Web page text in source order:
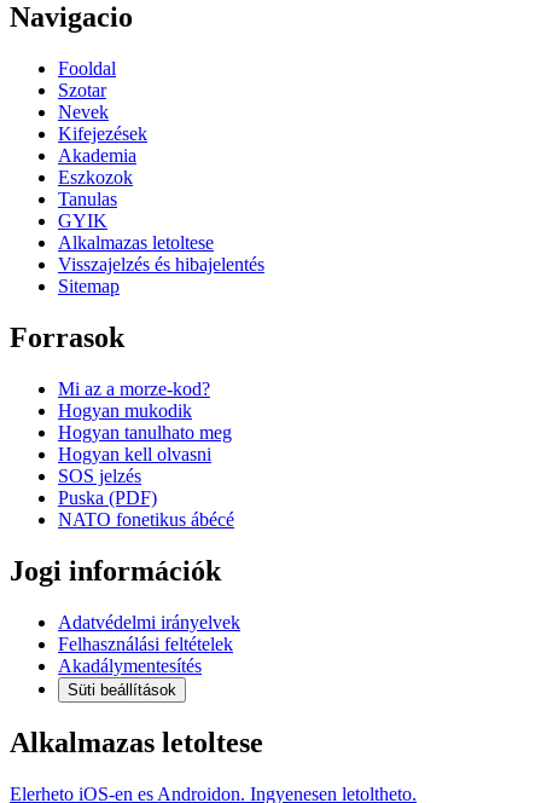
Navigacio
Fooldal
Szotar
Nevek
Kifejezések
Akademia
Eszkozok
Tanulas
GYIK
Alkalmazas letoltese
Visszajelzés és hibajelentés
Sitemap
Forrasok
Mi az a morze-kod?
Hogyan mukodik
Hogyan tanulhato meg
Hogyan kell olvasni
SOS jelzés
Puska (PDF)
NATO fonetikus ábécé
Jogi információk
Adatvédelmi irányelvek
Felhasználási feltételek
Akadálymentesítés
Süti beállítások
Alkalmazas letoltese
Elerheto iOS-en es Androidon. Ingyenesen letoltheto.